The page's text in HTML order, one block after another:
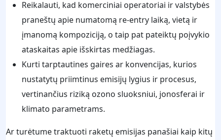
Reikalauti, kad komerciniai operatoriai ir valstybės
praneštų apie numatomą re-entry laiką, vietą ir
įmanomą kompoziciją, o taip pat pateiktų poįvykio
ataskaitas apie išskirtas medžiagas.
Kurti tarptautines gaires ar konvencijas, kurios
nustatytų priimtinus emisijų lygius ir procesus,
vertinančius riziką ozono sluoksniui, jonosferai ir
klimato parametrams.
Ar turėtume traktuoti raketų emisijas panašiai kaip kitų